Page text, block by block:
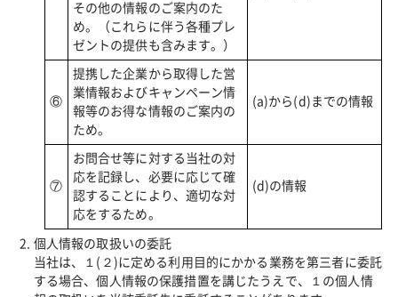
その他の情報のご案内のた
め。（これらに伴う各種プレ
ゼントの提供も含みます。）
⑥
提携した企業から取得した営
業情報およびキャンペーン情
報等のお得な情報のご案内の
ため。
(a)から(d)までの情報
⑦
お問合せ等に対する当社の対
応を記録し、必要に応じて確
認することにより、適切な対
応をするため。
(d)の情報
個人情報の取扱いの委託
当社は、１(２)に定める利用目的にかかる業務を第三者に委託
する場合、個人情報の保護措置を講じたうえで、１の個人情